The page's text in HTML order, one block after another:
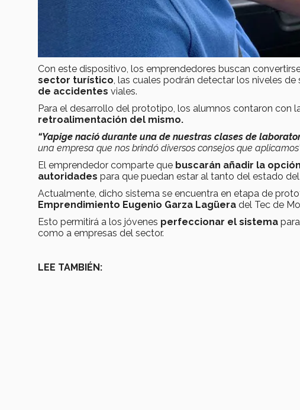
Con este dispositivo, los emprendedores buscan
sector turístico , las cuales podrán detectar los niveles
de accidentes viales.
Para el desarrollo del prototipo, los alumnos contaron con
retroalimentación del mismo.
“Yapige nació durante una de nuestras clases de
una empresa que nos brindó diversos consejos que
El emprendedor comparte que buscarán añadir la
autoridades para que puedan estar al tanto del estado
Actualmente, dicho sistema se encuentra en etapa de
Emprendimiento Eugenio Garza Lagüera del Tec de
Esto permitirá a los jóvenes perfeccionar el sistema
como a empresas del sector.
LEE TAMBIÉN: